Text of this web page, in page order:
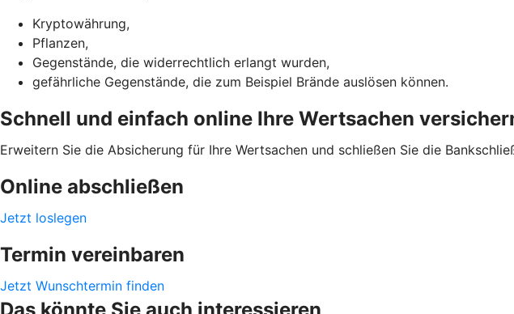
Kryptowährung,
Pflanzen,
Gegenstände, die widerrechtlich erlangt wurden,
gefährliche Gegenstände, die zum Beispiel Brände auslösen können.
Schnell und einfach online Ihre Wertsachen
Erweitern Sie die Absicherung für Ihre Wertsachen und schließen Sie die
Online abschließen
Jetzt loslegen
Termin vereinbaren
Jetzt Wunschtermin finden
Das könnte Sie auch interessieren